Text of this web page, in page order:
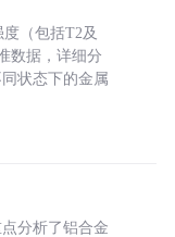
（包括T2及
数据，详细分
状态下的金属
分析了铝合金